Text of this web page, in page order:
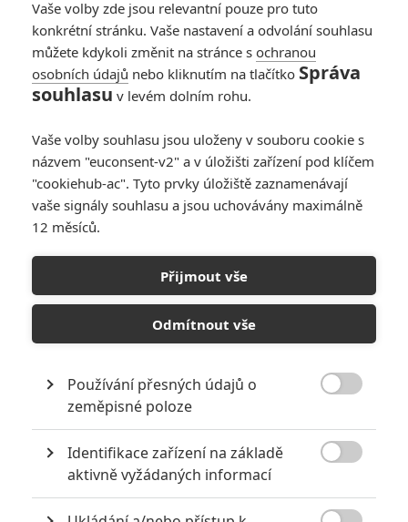
RECENZE FILMŮ
10
Recenze: Zcela výjimečná Gerta
Schnirch nebarví hnus českých dějin
5
Recenze: Záhada strašidelného
zámku úroveň štědrovečerních
pohádek nepozvedla
8
6
Recenze: Godzilla x Kong: Nové
impérium
8
POSLEDNÍ KOMENTOVANÉ
Vaše volby zde jsou relevantní pouze pro tuto
konkrétní stránku. Vaše nastavení a odvolání souhlasu
můžete kdykoli změnit na stránce s ochranou
osobních údajů nebo kliknutím na tlačítko Správa
souhlasu v levém dolním rohu.
Vaše volby souhlasu jsou uloženy v souboru cookie s
názvem "euconsent-v2" a v úložišti zařízení pod klíčem
"cookiehub-ac". Tyto prvky úložiště zaznamenávají
vaše signály souhlasu a jsou uchovávány maximálně
12 měsíců.
Přijmout vše
Odmítnout vše
Používání přesných údajů o
zeměpisné poloze
Identifikace zařízení na základě
aktivně vyžádaných informací